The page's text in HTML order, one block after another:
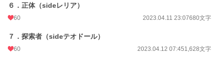
６．正体（sideレリア）
60 2023.04.11 23:07680文字
７．探索者（sideテオドール）
60 2023.04.12 07:451,628文字